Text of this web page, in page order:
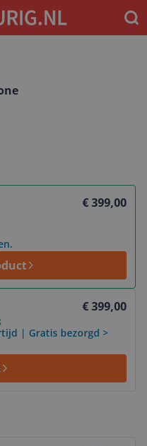
€ 399,00
€ 399,00
| Gratis bezorgd >